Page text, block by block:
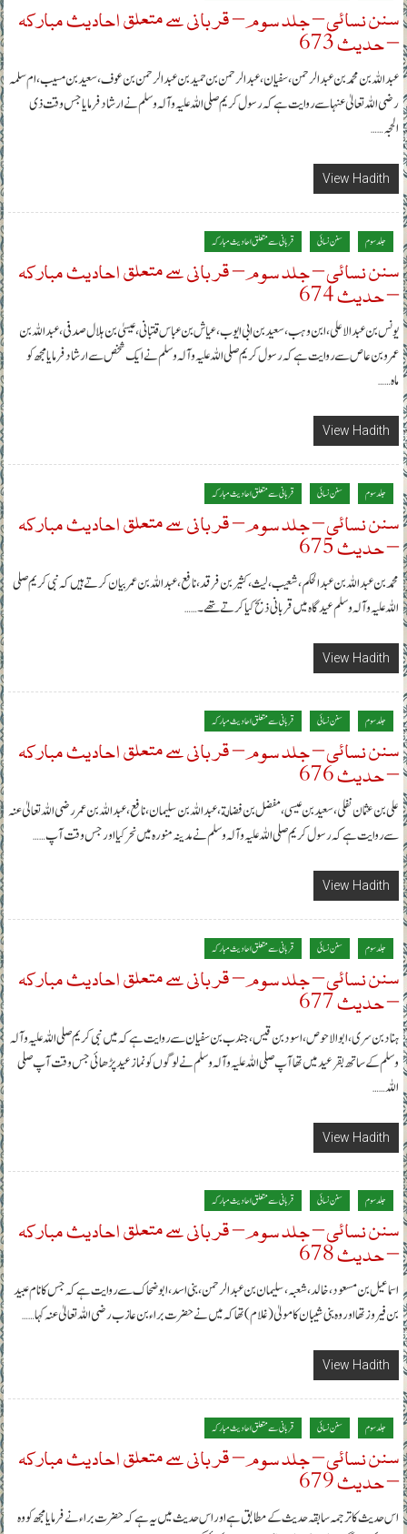
سنن نسائی – جلد سوم – قربانی سے متعلق احادیث مبارکہ
– حدیث 673
عبداللہ بن محمد بن عبدالرحمن، سفیان، عبدالرحمن بن حمید بن عبدالرحمن بن عوف، سعید بن مسیب، ام سلمہ
رضی اللہ تعالیٰ عنہا سے روایت ہے کہ رسول کریم صلی اللہ علیہ وآلہ وسلم نے ارشاد فرمایا جس وقت ذی
الحجہ……
View Hadith
جلد سوم سنن نسائی قربانی سے متعلق احادیث مبارکہ
سنن نسائی – جلد سوم – قربانی سے متعلق احادیث مبارکہ
– حدیث 674
یونس بن عبدالاعلی، ابن وہب، سعید بن ابی ایوب، عیاش بن عباس قتبانی، عیسیٰ بن ہلال صدفی، عبداللہ بن
عمرو بن عاص سے روایت ہے کہ رسول کریم صلی اللہ علیہ وآلہ وسلم نے ایک شخص سے ارشاد فرمایا مجھ کو
ماہ……
View Hadith
جلد سوم سنن نسائی قربانی سے متعلق احادیث مبارکہ
سنن نسائی – جلد سوم – قربانی سے متعلق احادیث مبارکہ
– حدیث 675
محمد بن عبداللہ بن عبدالحکم، شعیب، لیث، کثیر بن فرقد، نافع، عبداللہ بن عمر بیان کرتے ہیں کہ نبی کریم صلی
اللہ علیہ وآلہ وسلم عیدگاہ میں قربانی ذبح کیا کرتے تھے۔……
View Hadith
جلد سوم سنن نسائی قربانی سے متعلق احادیث مبارکہ
سنن نسائی – جلد سوم – قربانی سے متعلق احادیث مبارکہ
– حدیث 676
علی بن عثمان نفلی، سعید بن عیسی، مفضل بن فضالة، عبداللہ بن سلیمان، نافع، عبداللہ بن عمر رضی اللہ تعالیٰ عنہ
سے روایت ہے کہ رسول کریم صلی اللہ علیہ وآلہ وسلم نے مدینہ منورہ میں نحر کیا اور جس وقت آپ……
View Hadith
جلد سوم سنن نسائی قربانی سے متعلق احادیث مبارکہ
سنن نسائی – جلد سوم – قربانی سے متعلق احادیث مبارکہ
– حدیث 677
ہناد بن سری، ابوالاحوص، اسود بن قیس، جندب بن سفیان سے روایت ہے کہ میں نبی کریم صلی اللہ علیہ وآلہ
وسلم کے ساتھ بقر عید میں تھا آپ صلی اللہ علیہ وآلہ وسلم نے لوگوں کو نماز عید پڑھائی جس وقت آپ صلی
اللہ……
View Hadith
جلد سوم سنن نسائی قربانی سے متعلق احادیث مبارکہ
سنن نسائی – جلد سوم – قربانی سے متعلق احادیث مبارکہ
– حدیث 678
اسماعیل بن مسعود، خالد، شعبہ، سلیمان بن عبدالرحمن، بنی اسد، ابوضحاک سے روایت ہے کہ جس کا نام عبید
بن فیروز تھا اور وہ بنی شیبان کا مولیٰ (غلام) تھا کہ میں نے حضرت براء بن عازب رضی اللہ تعالیٰ عنہ کہا……
View Hadith
جلد سوم سنن نسائی قربانی سے متعلق احادیث مبارکہ
سنن نسائی – جلد سوم – قربانی سے متعلق احادیث مبارکہ
– حدیث 679
اس حدیث کا ترجمہ سابقہ حدیث کے مطابق ہے اور اس حدیث میں یہ ہے کہ حضرت براء نے فرمایا مجھ کو وہ